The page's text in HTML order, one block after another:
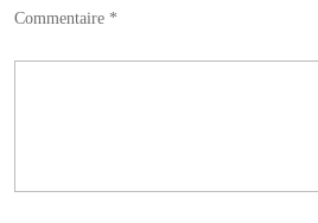
Commentaire *